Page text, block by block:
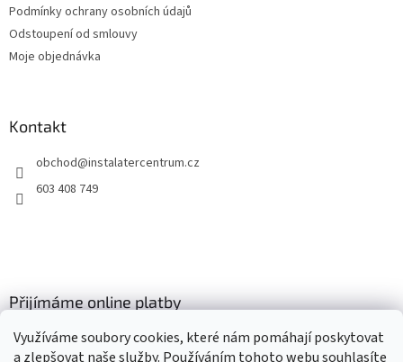
Využíváme soubory cookies, které nám pomáhají poskytovat
a zlepšovat naše služby. Používáním tohoto webu souhlasíte
Podmínky ochrany osobních údajů
Odstoupení od smlouvy
Moje objednávka
Kontakt
obchod@instalatercentrum.cz
603 408 749
Přijímáme online platby